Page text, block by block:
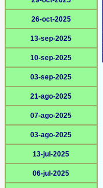
26-oct-2025
13-sep-2025
10-sep-2025
03-sep-2025
21-ago-2025
07-ago-2025
03-ago-2025
13-jul-2025
06-jul-2025